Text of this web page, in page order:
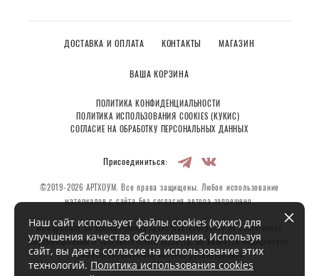
ДОСТАВКА И ОПЛАТА КОНТАКТЫ МАГАЗИН
ВАША КОРЗИНА
ПОЛИТИКА КОНФИДЕНЦИАЛЬНОСТИ
ПОЛИТИКА ИСПОЛЬЗОВАНИЯ COOKIES (КУКИС)
СОГЛАСИЕ НА ОБРАБОТКУ ПЕРСОНАЛЬНЫХ ДАННЫХ
Присоединиться:
©2019-2026 АРТХОУМ. Все права защищены. Любое использование
материалов с сайта без согласия автора запрещено.
Информация об эзотерических свойствах минералов на сайте носит
информационный и познавательный характер, не является медицинской,
профессиональной или научной рекомендацией.
Наш сайт использует файлы cookies (кукис) для
улучшения качества обслуживания. Используя
сайт, вы даете согласие на использование этих
технологий. Политика использования cookies